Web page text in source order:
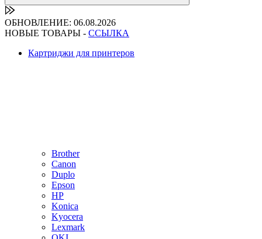
ОБНОВЛЕНИЕ: 06.08.2026
НОВЫЕ ТОВАРЫ - ССЫЛКА
Картриджи для принтеров
Brother
Canon
Duplo
Epson
HP
Konica
Kyocera
Lexmark